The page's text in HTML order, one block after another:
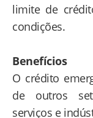
limite de
condições.
Benefícios
O crédito
de outros
serviços e